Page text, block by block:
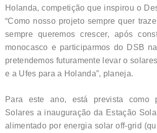
Holanda, competição que inspirou o
“Como nosso projeto sempre quer
sempre queremos crescer, após
monocasco e participarmos do DSB
pretendemos futuramente levar o
e a Ufes para a Holanda”, planeja.
Para este ano, está prevista como
Solares a inauguração da Estação
alimentado por energia solar off-grid